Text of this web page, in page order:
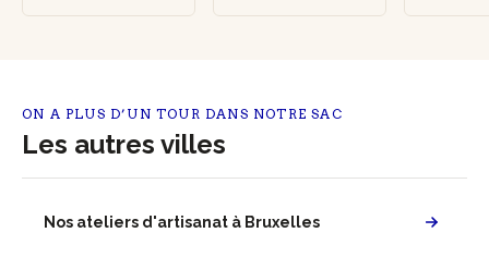
ON A PLUS D’UN TOUR DANS NOTRE SAC
Les autres villes
Nos ateliers d'artisanat à Bruxelles